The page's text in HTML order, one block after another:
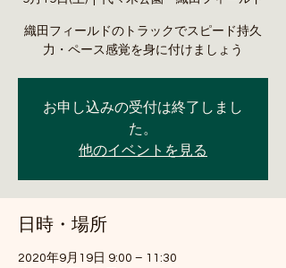
織田フィールドのトラックでスピード持久
力・ペース感覚を身に付けましょう
お申し込みの受付は終了しまし
た。
他のイベントを見る
日時・場所
2020年9月19日 9:00 – 11:30